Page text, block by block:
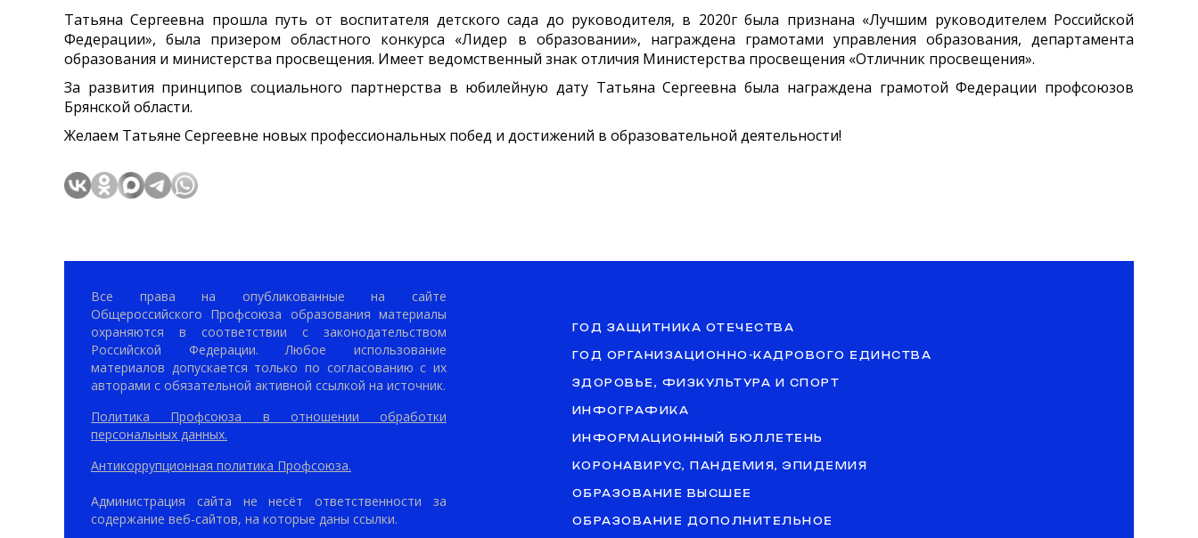
Татьяна Сергеевна прошла путь от воспитателя детского сада до руководителя, в 2020г была признана «Лучшим руководителем Российской
Федерации», была призером областного конкурса «Лидер в образовании», награждена грамотами управления образования, департамента
образования и министерства просвещения. Имеет ведомственный знак отличия Министерства просвещения «Отличник просвещения».
За развития принципов социального партнерства в юбилейную дату Татьяна Сергеевна была награждена грамотой Федерации профсоюзов
Брянской области.
Желаем Татьяне Сергеевне новых профессиональных побед и достижений в образовательной деятельности!
Все права на опубликованные на сайте
Общероссийского Профсоюза образования материалы
охраняются в соответствии с законодательством
Российской Федерации. Любое использование
материалов допускается только по согласованию с их
авторами с обязательной активной ссылкой на источник.
Политика Профсоюза в отношении обработки
персональных данных.
Антикоррупционная политика Профсоюза.
Администрация сайта не несёт ответственности за
содержание веб-сайтов, на которые даны ссылки.
ГОД ЗАЩИТНИКА ОТЕЧЕСТВА
ГОД ОРГАНИЗАЦИОННО-КАДРОВОГО ЕДИНСТВА
ЗДОРОВЬЕ, ФИЗКУЛЬТУРА И СПОРТ
ИНФОГРАФИКА
ИНФОРМАЦИОННЫЙ БЮЛЛЕТЕНЬ
КОРОНАВИРУС, ПАНДЕМИЯ, ЭПИДЕМИЯ
ОБРАЗОВАНИЕ ВЫСШЕЕ
ОБРАЗОВАНИЕ ДОПОЛНИТЕЛЬНОЕ